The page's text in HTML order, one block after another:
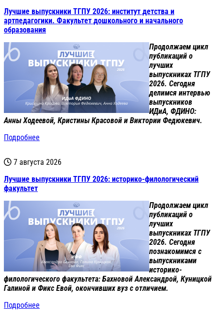
Лучшие выпускники ТГПУ 2026: институт детства и
артпедагогики. Факультет дошкольного и начального
образования
Продолжаем цикл
публикаций о
лучших
выпускниках ТГПУ
2026. Сегодня
делимся интервью
выпускников
ИДиА, ФДИНО:
Анны Ходеевой, Кристины Красовой и Виктории Федюкевич.
Подробнее
7 августа 2026
Лучшие выпускники ТГПУ 2026: историко-филологический
факультет
Продолжаем цикл
публикаций о
лучших
выпускниках ТГПУ
2026. Сегодня
познакомимся с
выпускниками
историко-
филологического факультета: Бахновой Александрой, Куницкой
Галиной и Фикс Евой, окончивших вуз с отличием.
Подробнее